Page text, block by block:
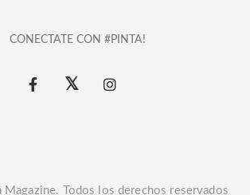
CONECTATE CON #PINTA!
Todos los derechos reservados